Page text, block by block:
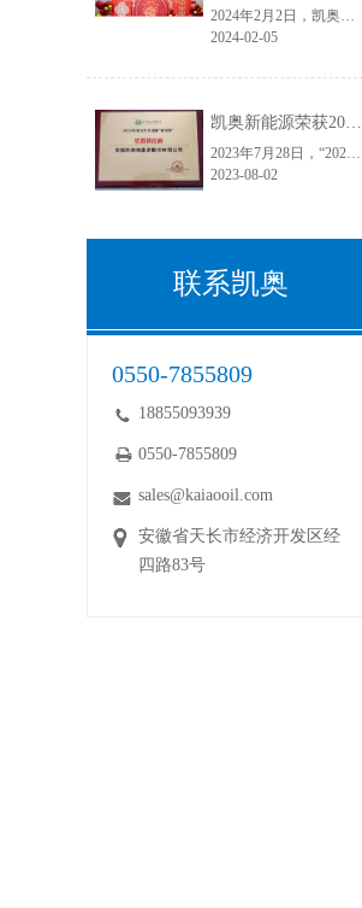
2024年2月2日，凯奥能源年会盛典如期举行。本次年会盛典分为年度总结大会和年会晚宴两个篇章，凯奥能源各位领导及全体员工齐聚一堂，共同回首2023年，展望2024年。
2024-02-05
凯奥新能源荣获2023年度电力变压器“金球奖”优质供应商！
2023年7月28日，“2023第九届中国国际电力变压器市场及技术发展高峰论坛暨2023第一届采配会”在江苏常州顺利举行。安徽凯奥新能源股份有限公司荣获2023年度电力变压器“金球奖”优质供应商！“金球奖”荣誉的获得，是电力变压器行业和客户对凯奥变压器油的认可，彰显了电力客户对于凯奥能源的满意度和正向口碑。
2023-08-02
联系凯奥
0550-7855809
18855093939
0550-7855809
sales@kaiaooil.com
安徽省天长市经济开发区经
四路83号